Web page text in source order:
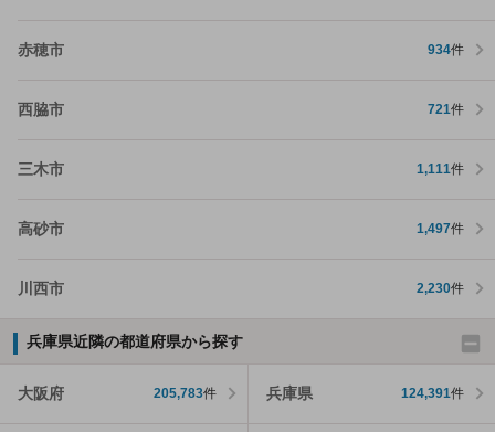
赤穂市 934件
西脇市 721件
三木市 1,111件
高砂市 1,497件
川西市 2,230件
兵庫県近隣の都道府県から探す
大阪府 205,783件 兵庫県 124,391件